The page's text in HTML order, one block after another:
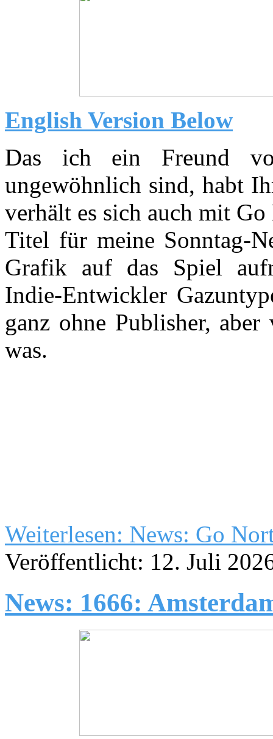
English Version Below
Das ich ein Freund
ungewöhnlich sind, habt
verhält es sich auch mit
Titel für meine Sonntag-
Grafik auf das Spiel
Indie-Entwickler
ganz ohne Publisher,
was.
Weiterlesen: News: Go
Veröffentlicht: 12. Juli
News: 1666: